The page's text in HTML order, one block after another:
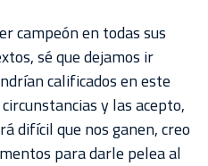
campeón en todas sus
sé que dejamos ir
calificados en este
y las acepto,
difícil que nos ganen, creo
para darle pelea al